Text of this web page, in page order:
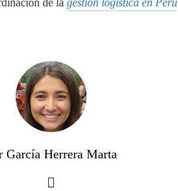
García Herrera Marta